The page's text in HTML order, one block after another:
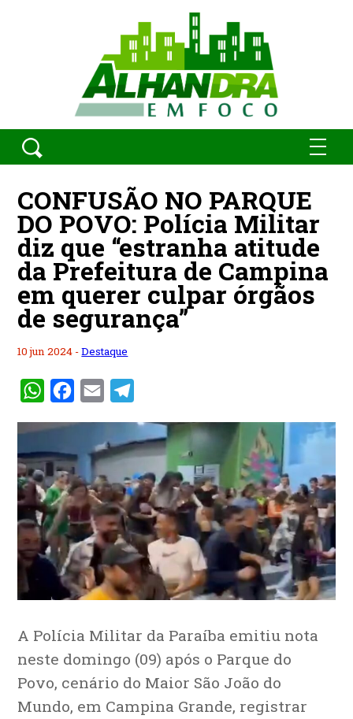
CONFUSÃO NO PARQUE
DO POVO: Polícia Militar
diz que “estranha atitude
da Prefeitura de Campina
em querer culpar órgãos
de segurança”
10 jun 2024 -Destaque
WhatsAppFacebook
Email
A Polícia Militar da Paraíba emitiu nota
neste domingo (09) após o Parque do
Povo, cenário do Maior São João do
Mundo, em Campina Grande, registrar